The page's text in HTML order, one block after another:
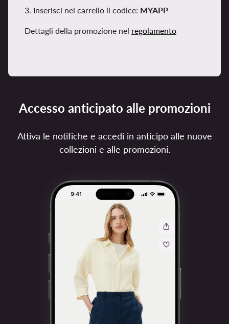
3. Inserisci nel carrello il codice: MYAPP
Dettagli della promozione nel regolamento
Accesso anticipato alle promozioni
Attiva le notifiche e accedi in anticipo alle nuove
collezioni e alle promozioni.